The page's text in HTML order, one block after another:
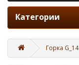
Категории
Горка G_14